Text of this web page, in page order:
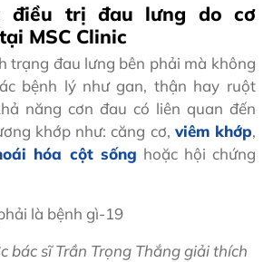
điều trị đau lưng do cơ
MSC Clinic
trạng đau lưng bên phải mà không
bệnh lý như gan, thận hay ruột
năng cơn đau có liên quan đến
khớp như: căng cơ, viêm khớp,
hóa cột sống hoặc hội chứng
bác sĩ Trần Trọng Thắng giải thích